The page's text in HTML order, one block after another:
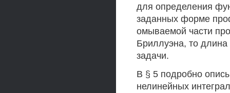
для определения
заданных форме
омываемой части
Бриллуэна, то
задачи.
В § 5 подробно
нелинейных